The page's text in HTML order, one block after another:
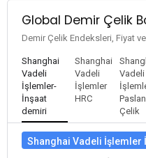
Global Demir Çelik
Demir Çelik Endeksleri, Fiyat
Shanghai
Vadeli
İşlemler-
İnşaat
demiri
Shanghai
Vadeli
İşlemler
HRC
Vadeli
Çelik
Shanghai Vadeli İşlemler